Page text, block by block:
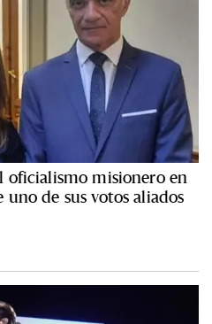
oficialismo misionero en
de sus votos aliados